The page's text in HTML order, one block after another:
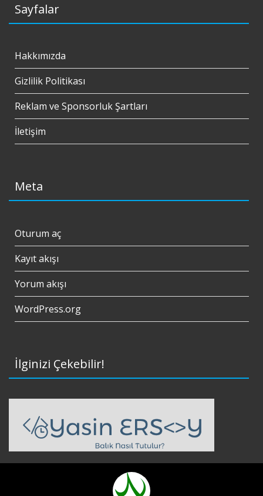
Sayfalar
Hakkımızda
Gizlilik Politikası
Reklam ve Sponsorluk Şartları
İletişim
Meta
Oturum aç
Kayıt akışı
Yorum akışı
WordPress.org
İlginizi Çekebilir!